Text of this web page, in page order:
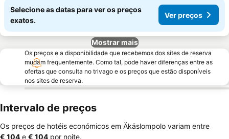
Selecione as datas para ver os preços
exatos.
Ver preços
Mostrar mais
Os preços e a disponibilidade que recebemos dos sites de reserva
mudam frequentemente. Como tal, pode haver diferenças entre as
ofertas que consulta no trivago e os preços que estão disponíveis
nos sites de reserva.
Intervalo de preços
Os preços de hotéis económicos em Äkäslompolo variam entre
‎€ 104 e ‎€ 104 por noite.